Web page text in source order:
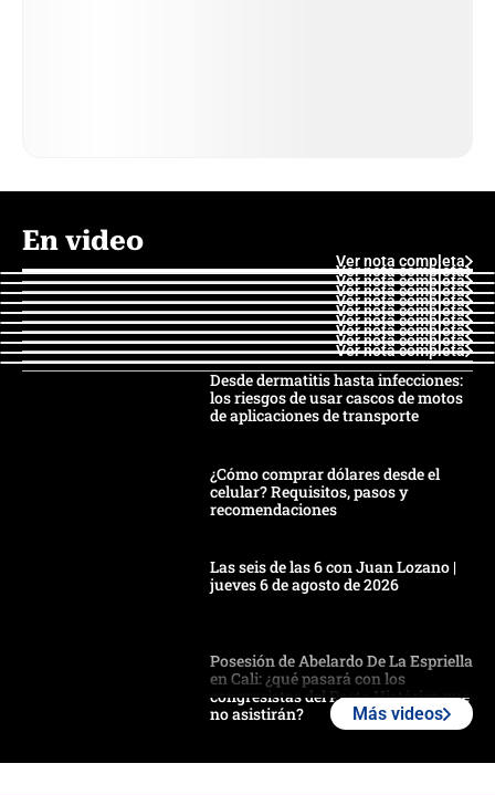
En video
Ver nota completa
Ver nota completa
Ver nota completa
Ver nota completa
Ver nota completa
Ver nota completa
Ver nota completa
Ver nota completa
Ver nota completa
Ver nota completa
Desde dermatitis hasta infecciones:
los riesgos de usar cascos de motos
de aplicaciones de transporte
¿Cómo comprar dólares desde el
celular? Requisitos, pasos y
recomendaciones
Las seis de las 6 con Juan Lozano |
jueves 6 de agosto de 2026
Posesión de Abelardo De La Espriella
en Cali: ¿qué pasará con los
congresistas del Pacto Histórico que
no asistirán?
Más videos